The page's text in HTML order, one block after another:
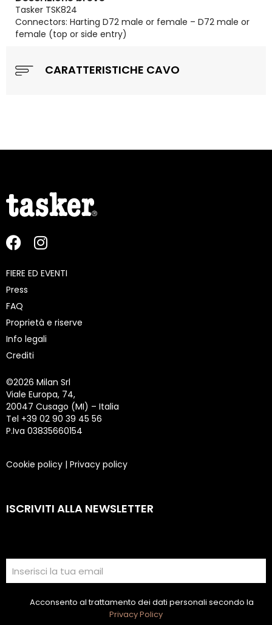
Tasker TSK824
Connectors: Harting D72 male or female – D72 male or
female (top or side entry)
CARATTERISTICHE CAVO
FIERE ED EVENTI
Press
FAQ
Proprietà e riserve
Info legali
Crediti
©2026 Milan Srl
Viale Europa, 74,
20047 Cusago (MI) – Italia
Tel +39 02 90 39 45 56
P.Iva 03835660154
Cookie policy | Privacy policy
ISCRIVITI ALLA NEWSLETTER
Acconsento al trattamento dei dati personali secondo la
Privacy Policy